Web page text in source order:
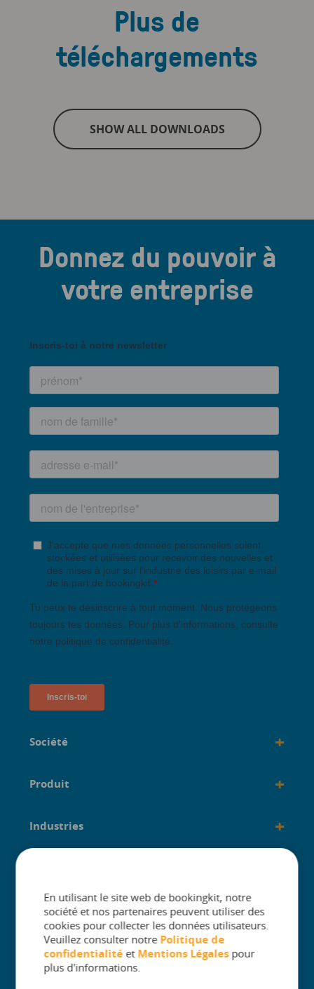
Plus de
téléchargements
SHOW ALL DOWNLOADS
Donnez du pouvoir à
votre entreprise
The One Platform for Attractions. Sell
Société +
Produit +
Industries +
En utilisant le site web de bookingkit, notre
société et nos partenaires peuvent utiliser des
cookies pour collecter les données utilisateurs.
Veuillez consulter notre Politique de
confidentialité et Mentions Légalespour
plus d'informations.